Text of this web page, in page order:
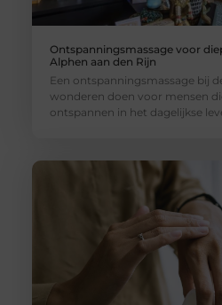
Ontspanningsmassage voor
Alphen aan den Rijn
Een ontspanningsmassage bij
wonderen doen voor mensen
ontspannen in het dagelijkse